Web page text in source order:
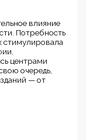
влияние
Потребность
стимулировала
центрами
очередь,
— от